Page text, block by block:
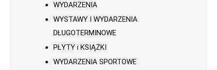
WYDARZENIA
WYSTAWY I WYDARZENIA
DŁUGOTERMINOWE
PŁYTY i KSIĄŻKI
WYDARZENIA SPORTOWE